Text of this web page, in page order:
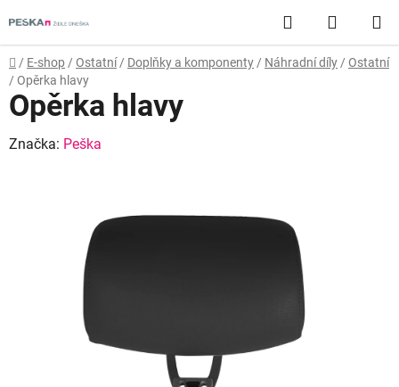
na
obsah
Hledat
KOŠÍK
Domů
/ E-shop / Ostatní / Doplňky a komponenty / Náhradní díly / Ostatní
/ Opěrka hlavy
Opěrka hlavy
Značka: Peška